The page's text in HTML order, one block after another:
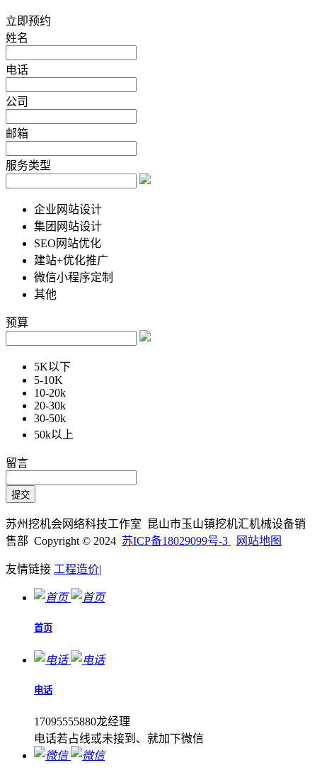
立即预约
姓名
电话
公司
邮箱
服务类型
企业网站设计
集团网站设计
SEO网站优化
建站+优化推广
微信小程序定制
其他
预算
5K以下
5-10K
10-20k
20-30k
30-50k
50k以上
留言
苏州挖机会网络科技工作室 昆山市玉山镇挖机汇机械设备销
售部 Copyright © 2024 苏ICP备18029099号-3 网站地图
友情链接 工程造价|
首页
电话
17095555880龙经理
电话若占线或未接到、就加下微信